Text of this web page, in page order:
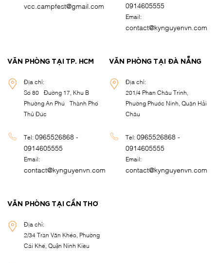
vcc.campfest@gmail.com
0914605555
Email:
contact@kynguyenvn.com
VĂN PHÒNG TẠI TP. HCM
Địa chỉ:
Số 80 - Đường 17, Khu B -
Phường An Phú - Thành Phố
Thủ Đức
Tel:0965526868 -
0914605555
Email:
contact@kynguyenvn.com
VĂN PHÒNG TẠI ĐÀ NẴNG
Địa chỉ:
201/4 Phan Châu Trinh,
Phường Phước Ninh, Quận Hải
Châu
Tel:0965526868 -
0914605555
Email:
contact@kynguyenvn.com
VĂN PHÒNG TẠI CẦN THƠ
Địa chỉ:
2/34 Trần Văn Khéo, Phường
Cái Khế, Quận Ninh Kiều